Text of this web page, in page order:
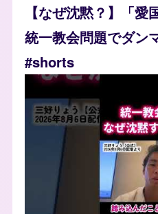
【なぜ沈黙？】「
統一教会問題でダン
#shorts